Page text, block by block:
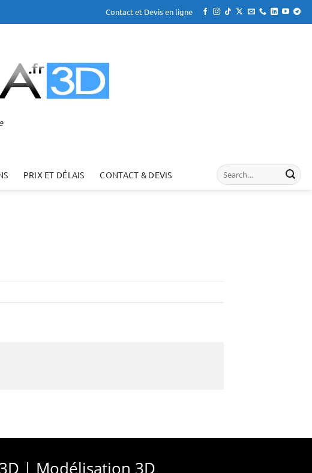
Contact et Devis en ligne
PRIX ET DÉLAIS CONTACT & DEVIS
| Modélisation 3D